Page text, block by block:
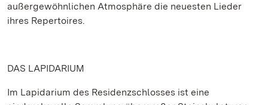
außergewöhnlichen Atmosphäre die neuesten Lieder
ihres Repertoires.
DAS LAPIDARIUM
Im Lapidarium des Residenzschlosses ist eine